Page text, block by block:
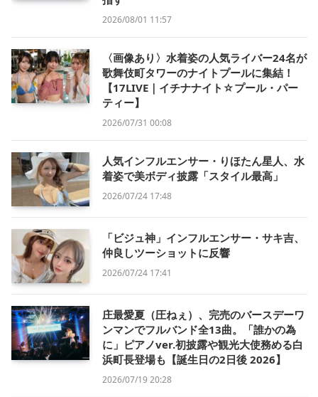
2026/08/01 11:57
〈画像あり〉水着姿の人気ライバー24名が
歌舞伎町タワーのナイトプールに集結！
【17LIVE｜イチナナイト☆プール・パー
ティー】
2026/07/31 00:08
人気インフルエンサー・りほたん星人、水
着姿で美ボディ披露「スタイル最高」
2026/07/24 17:48
「ビジュ神」インフルエンサー・サキ吉、
仲良しツーショットに反響
2026/07/24 17:41
庄最愛夏（圧ねぇ）、完売のバースデーワ
ンマンでフルバンド全13曲。「誰かの為
に」ピアノver.初披露や観光大使務める白
浜町長登場も【誕生日の2日後 2026】
2026/07/19 20:28